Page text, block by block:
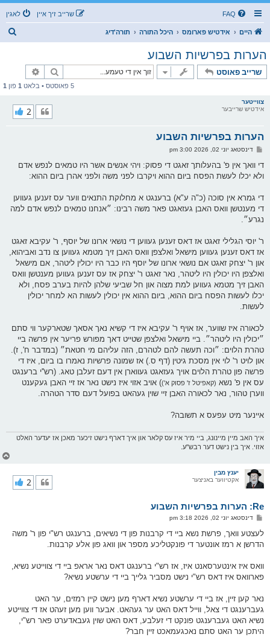
FAQ לאגין שרייב זיך איין
היים אידטיש פארומס היכל התורה תורה'דיג
הערות בפרשיות השבוע
שרייב פאוסט זוך
5 פאוסטס • בלאט 1 פון 1
צווייטער
אידטיש שרייבער
הערות בפרשיות השבוע
2
פ
ו
ט
דינסטאג יוני 02, 2026 3:00 pm
די וואך אין פ' בהעלותך זאגט די פסוק: ויהי אנשים אשר היו טמאים לנפש אדם
ולא יכלו לעשת הפסח ביום ההוא ויקרבו לפני משה ולפני אהרן ביום ההוא:
די גמרא אין סוכה (כ"ה ע"א) ברענגט א מחלוקת התנאים ווער עס זענען געווען
די מענטשן וואס האבן געזאגט פאר משה רבינו: ״אנחנו טמאים לנפש אדם למה
נגרע״.
ר' יוסי הגלילי זאגט אז דאס זענען געווען די נושאי ארונו של יוסף, ר' עקיבא זאגט
אז דאס זענען געווען מישאל ואלצפן וואס האבן זיך מטמא געווען צו נדב ואביהוא,
און ר' יצחק זאגט אם נושאי ארונו של יוסף היו כבר היו יכולין ליטהר, אם מישאל
ואלצפן היו יכולין היו ליטהר, נאר זאגט ר' יצחק אז עס זענען געווען מענטשן וואס
האבן זיך מטמא געווען למת מצוה און חל שביעי שלהן להיות בערב פסח, ולא
יכלו לעשות הפסח ביום ההוא, ביום ההוא אין יכולין לעשות הא למחר יכולין
לעשות.
לכאורה איז שווער, אז אויף ר' עקיבא איז די קשיא נאך אסאך שטארקער ווי סתם
״יכולין היו ליטהר״. ביי מישאל ואלצפן שטייט דאך מפורש פריער אין פרשה ביי
טהרת הלוים: ״וכה תעשה להם לטהרם, הזה עליהם מי חטאת״ (במדבר ח', ז).
און לויט ר' לוי אין מסכת גיטין (דף ס.) אז שמונה פרשיות נאמרו בו ביום, איז די
פרשה פון טהרת הלוים אויך געזאגט געווארן אין דעם זעלבן טאג. (רש''י ברענגט
עס אין פ' נשא (קאפיטל ז' פסוק א')) אויב אזוי איז נישט נאר אז זיי האבן געקענט
ווערן טהור, נאר לכאורה האבן זיי שוין געהאט בפועל דעם סדר הטהרה.
איינער מיט עפעס א תשובה?
איך האב מיין מיינונג, ביי מיר איז עס קלאר און איך דארף נישט זיכער מאכן אז יעדער האלט
אזוי. איך בין נישט דער רבש''ע.
יענץ מבין
אקטיווער באניצער
Re: הערות בפרשיות השבוע
2
פ
ו
ט
דינסטאג יוני 02, 2026 3:18 pm
לעצטע וואך, פרשת נשא ביי די קרבנות פון די נשיאים, ברענגט רש"י פון ר' משה
הדרשן א רמז אונטער די פונקטליכע מספר און וואג פון אלע קרבנות.
וואס איז אינטערסאנט איז, אז רש"י ברענגט דאס נאר אראפ ביי די צווייטע נשיא,
פארוואס איז דאס רש"י נישט מסביר גלייך ביי די ערשטע נשיא?
נאר קען זיין, אז ביי די ערשטע נשיא דארף מען נישט קיין רמזים, ער האט
געברענגט די צאל, ווייל דאס האט ער געהאט. אבער ווען מען זעהט אז די צווייטע
נשיא האט געברענגט פונקט די זעלבע, דאס האט שוין געבאדערט פאר רש"י,
היתכן ער האט סתם נאכגעמאכט זיין חבר?